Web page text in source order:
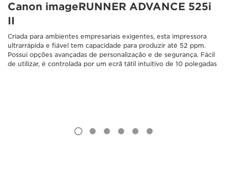
Canon imageRUNNER ADVANCE 525i
II
Criada para ambientes empresariais exigentes, esta impressora
ultrarrápida e fiável tem capacidade para produzir até 52 ppm.
Possui opções avançadas de personalização e de segurança. Fácil
de utilizar, é controlada por um ecrã tátil intuitivo de 10 polegadas